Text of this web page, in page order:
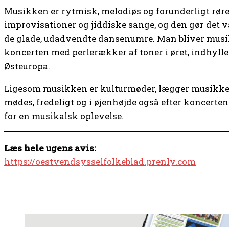
Musikken er rytmisk, melodiøs og forunderligt
improvisationer og jiddiske sange, og den gør det
de glade, udadvendte dansenumre. Man bliver
koncerten med perlerækker af toner i øret,
Østeuropa.
Ligesom musikken er kulturmøder, lægger
mødes, fredeligt og i øjenhøjde også efter
for en musikalsk oplevelse.
Læs hele ugens avis:
https://oestvendsysselfolkeblad.prenly.com